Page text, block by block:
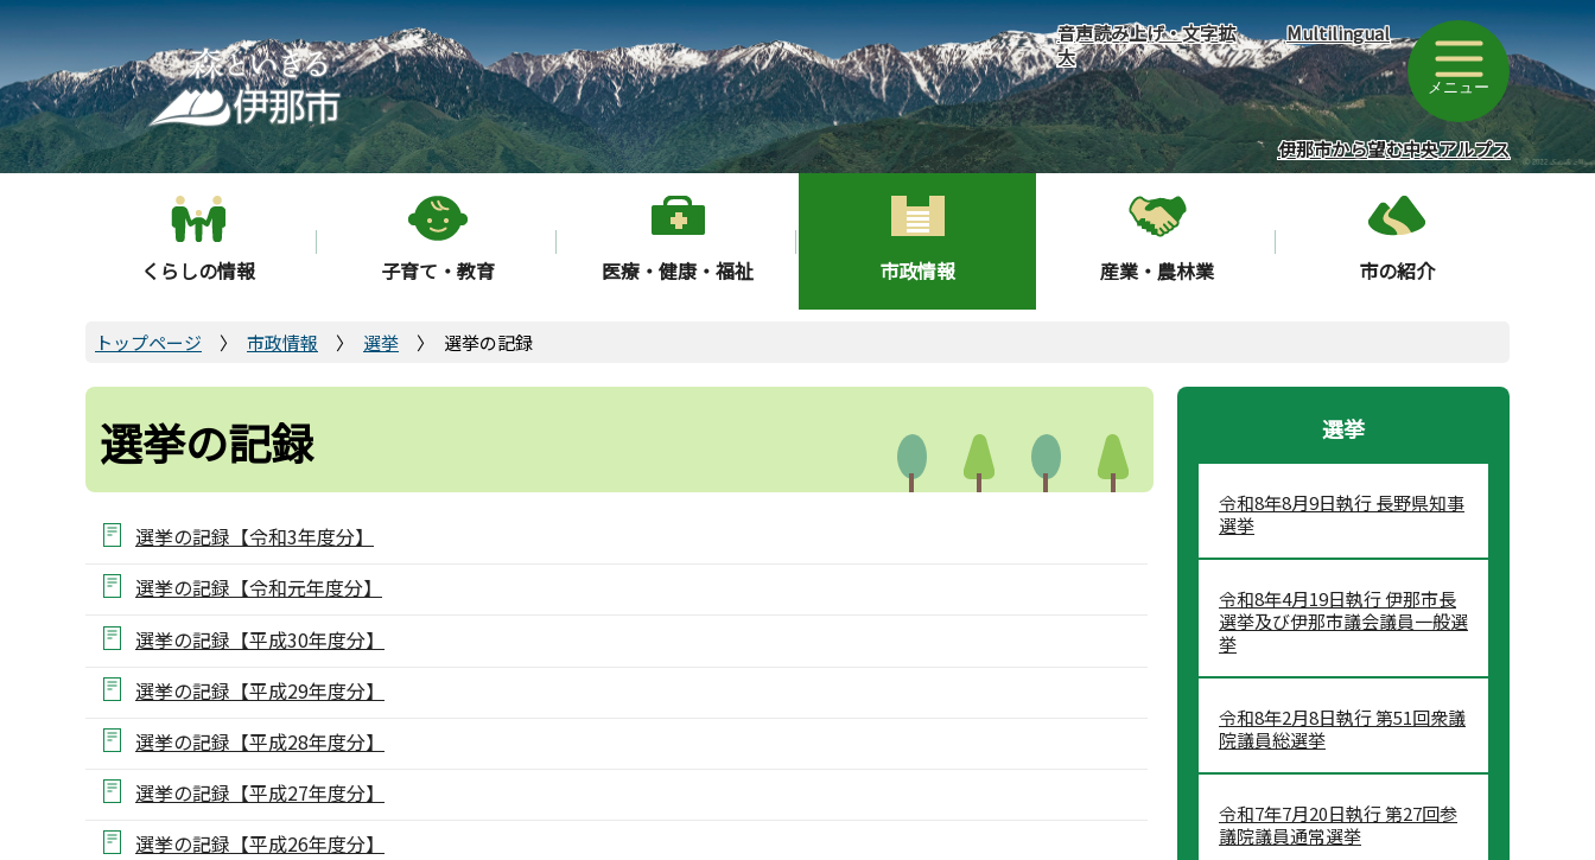
こ
の
ペ
ー
ジ
の
音声読み上げ・文字拡
大
Multilingual
メニュー
伊那市から望む中央アルプス
くらしの情報 子育て・教育 医療・健康・福祉 市政情報 産業・農林業 市の紹介
トップページ 市政情報 選挙 選挙の記録
選挙の記録
選挙の記録【令和3年度分】
選挙の記録【令和元年度分】
選挙の記録【平成30年度分】
選挙の記録【平成29年度分】
選挙の記録【平成28年度分】
選挙の記録【平成27年度分】
選挙の記録【平成26年度分】
選挙
令和8年8月9日執行 長野県知事
選挙
令和8年4月19日執行 伊那市長
選挙及び伊那市議会議員一般選
挙
令和8年2月8日執行 第51回衆議
院議員総選挙
令和7年7月20日執行 第27回参
議院議員通常選挙